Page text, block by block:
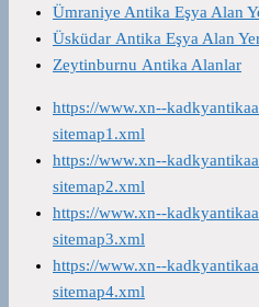
Ümraniye Antika Eşya Alan
Üsküdar Antika Eşya Alan
Zeytinburnu Antika Alanlar
https://www.xn--
sitemap1.xml
https://www.xn--
sitemap2.xml
https://www.xn--
sitemap3.xml
https://www.xn--
sitemap4.xml